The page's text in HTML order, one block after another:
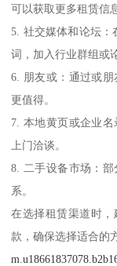
可以获取更多租赁信
5. 社交媒体和论坛：
词，加入行业群组或
6. 朋友或：通过或
更值得。
7. 本地黄页或企业
上门洽谈。
8. 二手设备市场：
系。
在选择租赁渠道时
款，确保选择适合的